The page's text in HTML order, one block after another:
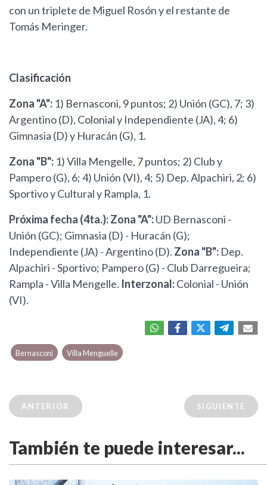
con un triplete de Miguel Rosón y el restante de
Tomás Meringer.
Clasificación
Zona "A": 1) Bernasconi, 9 puntos; 2) Unión (GC), 7; 3)
Argentino (D), Colonial y Independiente (JA), 4; 6)
Gimnasia (D) y Huracán (G), 1.
Zona "B": 1) Villa Mengelle, 7 puntos; 2) Club y
Pampero (G), 6; 4) Unión (VI), 4; 5) Dep. Alpachiri, 2; 6)
Sportivo y Cultural y Rampla, 1.
Próxima fecha (4ta.):Zona "A":UD Bernasconi -
Unión (GC); Gimnasia (D) - Huracán (G);
Independiente (JA) - Argentino (D). Zona "B": Dep.
Alpachiri - Sportivo; Pampero (G) - Club Darregueira;
Rampla - Villa Mengelle. Interzonal:Colonial - Unión
(VI).
Bernasconi Villa Menguelle
ANTERIOR SIGUIENTE
También te puede interesar...